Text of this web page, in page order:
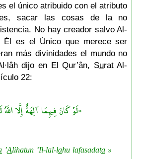
el único atribuido con el atributo
sacar las cosas de la no
No hay creador salvo Al-
Él es el Único que merece ser
más divinidades el mundo no
dijo en El Qur’ân, Surat Al-
22:
«لَوْ كَانَ فِيهِمَا آلِهَةٌ إِلَّا
« Law k
’Alihatun ’Il-lal-lahu lafasadata